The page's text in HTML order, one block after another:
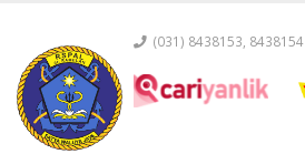
(031) 8438153, 8438154